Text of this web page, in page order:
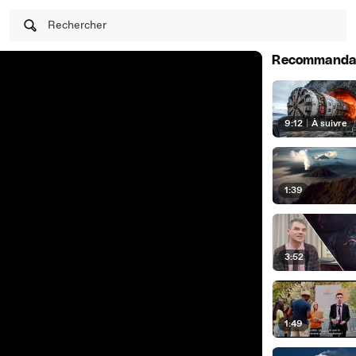
Rechercher
9:12 | À suivre
1:39
3:52
1:49